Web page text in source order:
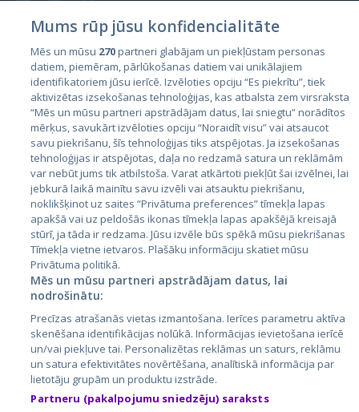
Valstis
Igaunija
Latvija
Lietuva
City24.lv
City24.ee
GetaPro.lv
GetaPro.ee
Skelbiu.lt
Autoplius.lt
Kainos.lt
Paslaugos.lt
auto24.ee
KV.ee
Osta.ee
Mums rūp jūsu konfidencialitāte
Mēs un mūsu 270partneri glabājam un piekļūstam personas
datiem, piemēram, pārlūkošanas datiem vai unikālajiem
identifikatoriem jūsu ierīcē. Izvēloties opciju “Es piekrītu”, tiek
aktivizētas izsekošanas tehnoloģijas, kas atbalsta zem virsraksta
“Mēs un mūsu partneri apstrādājam datus, lai sniegtu” norādītos
mērķus, savukārt izvēloties opciju “Noraidīt visu” vai atsaucot
savu piekrišanu, šīs tehnoloģijas tiks atspējotas. Ja izsekošanas
tehnoloģijas ir atspējotas, daļa no redzamā satura un reklāmām
var nebūt jums tik atbilstoša. Varat atkārtoti piekļūt šai izvēlnei, lai
jebkurā laikā mainītu savu izvēli vai atsauktu piekrišanu,
noklikšķinot uz saites “Privātuma preferences” tīmekļa lapas
apakšā vai uz peldošās ikonas tīmekļa lapas apakšējā kreisajā
stūrī, ja tāda ir redzama. Jūsu izvēle būs spēkā mūsu piekrišanas
Tīmekļa vietne ietvaros. Plašāku informāciju skatiet mūsu
Privātuma politikā.
Mēs un mūsu partneri apstrādājam datus, lai
nodrošinātu:
Precīzas atrašanās vietas izmantošana. Ierīces parametru aktīva
skenēšana identifikācijas nolūkā. Informācijas ievietošana ierīcē
un/vai piekļuve tai. Personalizētas reklāmas un saturs, reklāmu
un satura efektivitātes novērtēšana, analītiskā informācija par
lietotāju grupām un produktu izstrāde.
Partneru (pakalpojumu sniedzēju) saraksts